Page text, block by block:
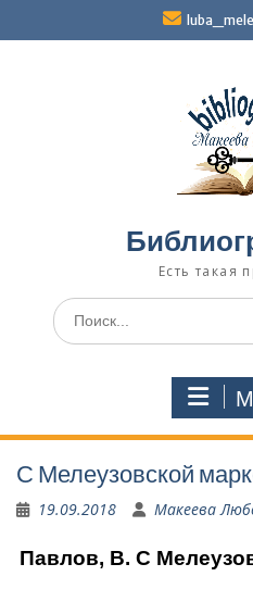
Есть такая
Поиск
по:
С Мелеузовской
19.09.2018 Макеева
Павлов, В. С